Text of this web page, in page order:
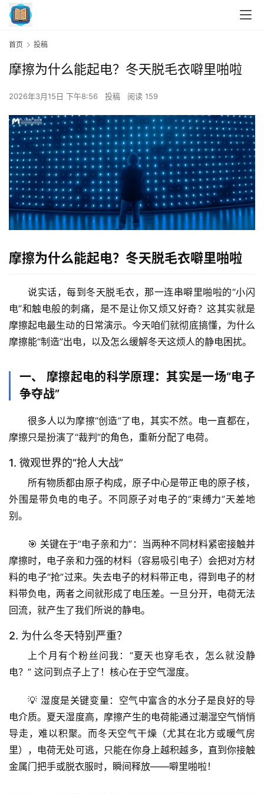
首页 投稿
摩擦为什么能起电？冬天脱毛衣噼里啪啦
2026年3月15日 下午8:56 投稿 阅读 159
摩擦为什么能起电？冬天脱毛衣噼里啪啦
说实话，每到冬天脱毛衣，那一连串噼里啪啦的“小闪
电”和触电般的刺痛，是不是让你又烦又好奇？这其实就是
摩擦起电最生动的日常演示。今天咱们就彻底搞懂，为什么
摩擦能“制造”出电，以及怎么缓解冬天这烦人的静电困扰。
一、 摩擦起电的科学原理：其实是一场“电子
争夺战”
很多人以为摩擦“创造”了电，其实不然。电一直都在，
摩擦只是扮演了“裁判”的角色，重新分配了电荷。
1. 微观世界的“抢人大战”
所有物质都由原子构成，原子中心是带正电的原子核，
外围是带负电的电子。不同原子对电子的“束缚力”天差地
别。
🎯 关键在于“电子亲和力” ：当两种不同材料紧密接触并
摩擦时，电子亲和力强的材料（容易吸引电子）会把对方材
料的电子“抢”过来。失去电子的材料带正电，得到电子的材
料带负电，两者之间就形成了电压差。一旦分开，电荷无法
回流，就产生了我们所说的静电。
2. 为什么冬天特别严重？
上个月有个粉丝问我：“夏天也穿毛衣，怎么就没静
电？” 这问到点子上了！核心在于空气湿度。
💡 湿度是关键变量：空气中富含的水分子是良好的导
电介质。夏天湿度高，摩擦产生的电荷能通过潮湿空气悄悄
导走，难以积聚。而冬天空气干燥（尤其在北方或暖气房
里），电荷无处可逃，只能在你身上越积越多，直到你接触
金属门把手或脱衣服时，瞬间释放——噼里啪啦！